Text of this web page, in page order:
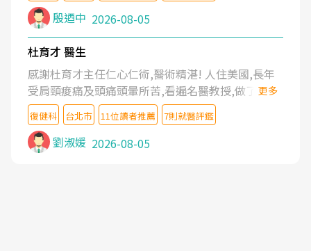
殷迺中 2026-08-05
杜育才 醫生
感謝杜育才主任仁心仁術,醫術精湛! 人住美國,長年
受肩頸痠痛及頭痛頭暈所苦,看遍名醫教授,做了各種
檢查,也嘗試過西醫打針,中醫針灸及物理徒手治療都
沒有用,後來連吃到嗎啡類止痛藥都效果有限,只是壓
症狀,沒多久就痛起來,多年失眠嚴重影響生活品質.
台灣親友介紹忠孝醫院杜育才主任是頸頭症候群專
更多
復健科 台北市 11位讀者推薦 7則就醫評鑑
劉淑媛 2026-08-05